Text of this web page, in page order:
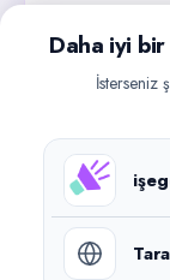
Güncel iş
©
Daha iyi
İsterseniz